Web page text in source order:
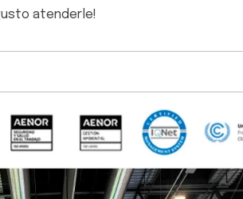
atenderle!